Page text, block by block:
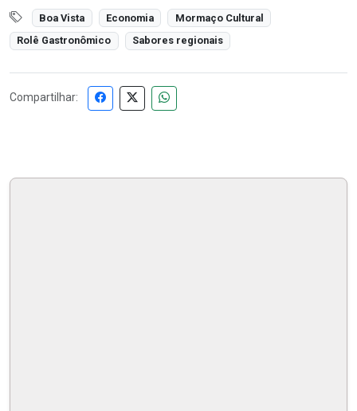
Boa Vista Economia
Mormaço Cultural
Rolê Gastronômico
Sabores regionais
Compartilhar: